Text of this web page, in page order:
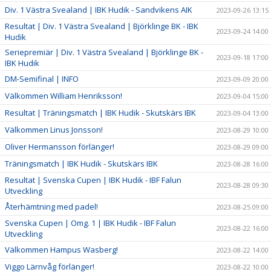
Div. 1 Västra Svealand | IBK Hudik - Sandvikens AIK 2023-09-26 13:15
Resultat | Div. 1 Västra Svealand | Björklinge BK - IBK
Hudik
2023-09-24 14:00
Seriepremiär | Div. 1 Västra Svealand | Björklinge BK -
IBK Hudik
2023-09-18 17:00
DM-Semifinal | INFO 2023-09-09 20:00
Välkommen William Henriksson! 2023-09-04 15:00
Resultat | Träningsmatch | IBK Hudik - Skutskärs IBK 2023-09-04 13:00
Välkommen Linus Jonsson! 2023-08-29 10:00
Oliver Hermansson förlänger! 2023-08-29 09:00
Träningsmatch | IBK Hudik - Skutskärs IBK 2023-08-28 16:00
Resultat | Svenska Cupen | IBK Hudik - IBF Falun
Utveckling
2023-08-28 09:30
Återhämtning med padel! 2023-08-25 09:00
Svenska Cupen | Omg. 1 | IBK Hudik - IBF Falun
Utveckling
2023-08-22 16:00
Välkommen Hampus Wasberg! 2023-08-22 14:00
Viggo Lärnvåg förlänger! 2023-08-22 10:00